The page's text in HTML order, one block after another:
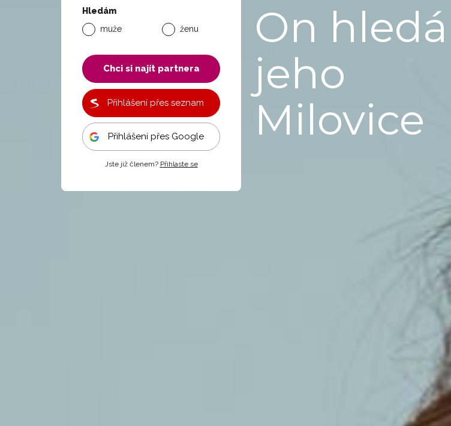
Hledám
muže
ženu
Chci si najít partnera
Přihlášení přes seznam
Přihlášení přes Google
Jste již členem? Přihlaste se
On hledá
jeho
Milovice